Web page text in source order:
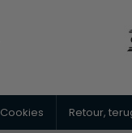
Cookies Retour,